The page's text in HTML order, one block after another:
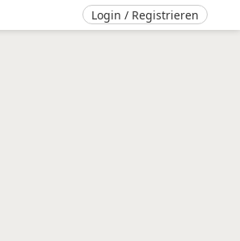
Login / Registrieren